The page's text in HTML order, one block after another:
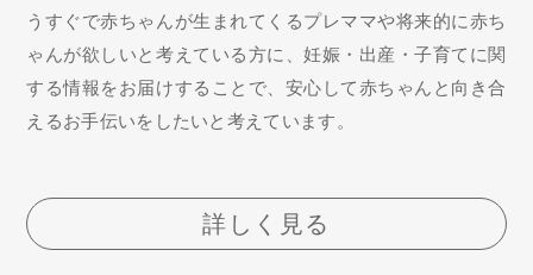
うすぐで赤ちゃんが生まれてくるプレママや将来的に赤ち
ゃんが欲しいと考えている方に、妊娠・出産・子育てに関
する情報をお届けすることで、安心して赤ちゃんと向き合
えるお手伝いをしたいと考えています。
詳しく見る